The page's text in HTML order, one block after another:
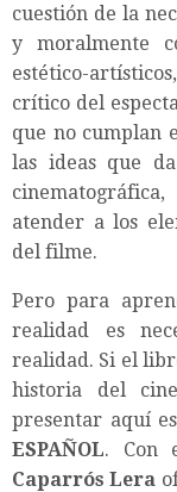
cuestión de la
y moralmente
estético-
crítico del
que no cumplan
las ideas que
atender a los
del filme.
Pero para
realidad es
realidad. Si el
historia del
presentar aquí
ESPAÑOL. Con
Caparrós Lera